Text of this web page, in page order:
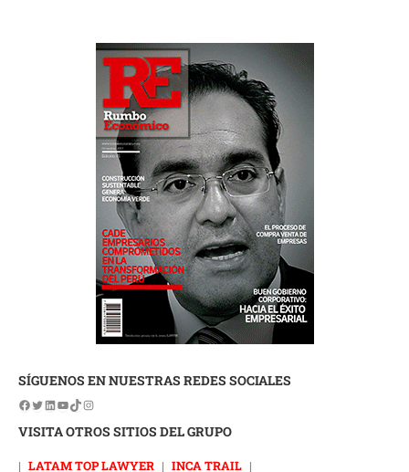
SÍGUENOS EN NUESTRAS REDES SOCIALES
VISITA OTROS SITIOS DEL GRUPO
| LATAM TOP LAWYER | INCA TRAIL |